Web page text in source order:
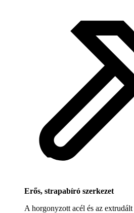
Erős, strapabíró szerkezet
A horgonyzott acél és az